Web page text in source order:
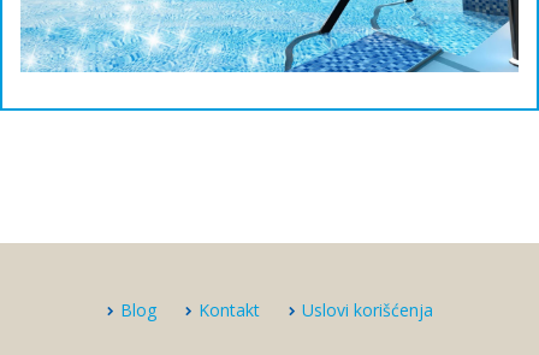
Blog Kontakt Uslovi korišćenja